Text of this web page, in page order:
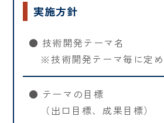
実施方針
● 技術開発テーマ名
※技術開発テーマ毎に定め
● テーマの目標
（出口目標、成果目標）